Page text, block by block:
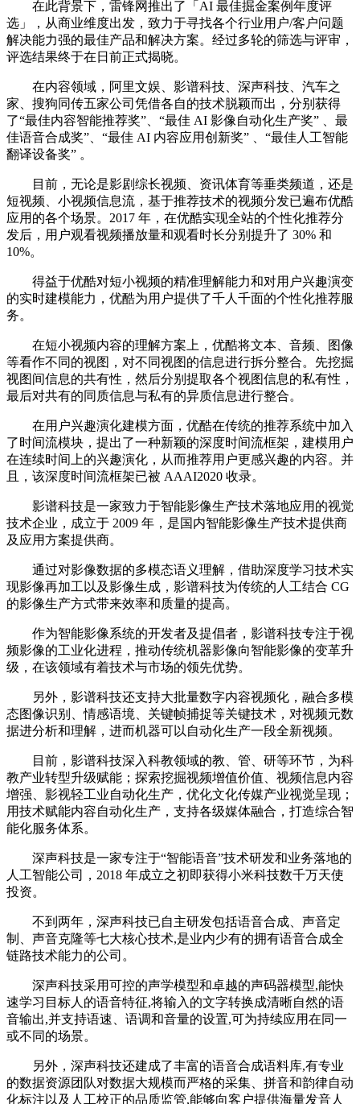
在此背景下，雷锋网推出了「AI 最佳掘金案例年度评
选」，从商业维度出发，致力于寻找各个行业用户/客户问题
解决能力强的最佳产品和解决方案。经过多轮的筛选与评审，
评选结果终于在日前正式揭晓。
在内容领域，阿里文娱、影谱科技、深声科技、汽车之
家、搜狗同传五家公司凭借各自的技术脱颖而出，分别获得
了“最佳内容智能推荐奖”、“最佳 AI 影像自动化生产奖” 、最
佳语音合成奖”、“最佳 AI 内容应用创新奖” 、“最佳人工智能
翻译设备奖” 。
目前，无论是影剧综长视频、资讯体育等垂类频道，还是
短视频、小视频信息流，基于推荐技术的视频分发已遍布优酷
应用的各个场景。2017 年，在优酷实现全站的个性化推荐分
发后，用户观看视频播放量和观看时长分别提升了 30% 和
10%。
得益于优酷对短小视频的精准理解能力和对用户兴趣演变
的实时建模能力，优酷为用户提供了千人千面的个性化推荐服
务。
在短小视频内容的理解方案上，优酷将文本、音频、图像
等看作不同的视图，对不同视图的信息进行拆分整合。先挖掘
视图间信息的共有性，然后分别提取各个视图信息的私有性，
最后对共有的同质信息与私有的异质信息进行整合。
在用户兴趣演化建模方面，优酷在传统的推荐系统中加入
了时间流模块，提出了一种新颖的深度时间流框架，建模用户
在连续时间上的兴趣演化，从而推荐用户更感兴趣的内容。并
且，该深度时间流框架已被 AAAI2020 收录。
影谱科技是一家致力于智能影像生产技术落地应用的视觉
技术企业，成立于 2009 年，是国内智能影像生产技术提供商
及应用方案提供商。
通过对影像数据的多模态语义理解，借助深度学习技术实
现影像再加工以及影像生成，影谱科技为传统的人工结合 CG
的影像生产方式带来效率和质量的提高。
作为智能影像系统的开发者及提倡者，影谱科技专注于视
频影像的工业化进程，推动传统机器影像向智能影像的变革升
级，在该领域有着技术与市场的领先优势。
另外，影谱科技还支持大批量数字内容视频化，融合多模
态图像识别、情感语境、关键帧捕捉等关键技术，对视频元数
据进分析和理解，进而机器可以自动化生产一段全新视频。
目前，影谱科技深入科教领域的教、管、研等环节，为科
教产业转型升级赋能；探索挖掘视频增值价值、视频信息内容
增强、影视轻工业自动化生产，优化文化传媒产业视觉呈现；
用技术赋能内容自动化生产，支持各级媒体融合，打造综合智
能化服务体系。
深声科技是一家专注于“智能语音”技术研发和业务落地的
人工智能公司，2018 年成立之初即获得小米科技数千万天使
投资。
不到两年，深声科技已自主研发包括语音合成、声音定
制、声音克隆等七大核心技术,是业内少有的拥有语音合成全
链路技术能力的公司。
深声科技采用可控的声学模型和卓越的声码器模型,能快
速学习目标人的语音特征,将输入的文字转换成清晰自然的语
音输出,并支持语速、语调和音量的设置,可为持续应用在同一
或不同的场景。
另外，深声科技还建成了丰富的语音合成语料库,有专业
的数据资源团队对数据大规模而严格的采集、拼音和韵律自动
化标注以及人工校正的品质监管,能够向客户提供海量发音人